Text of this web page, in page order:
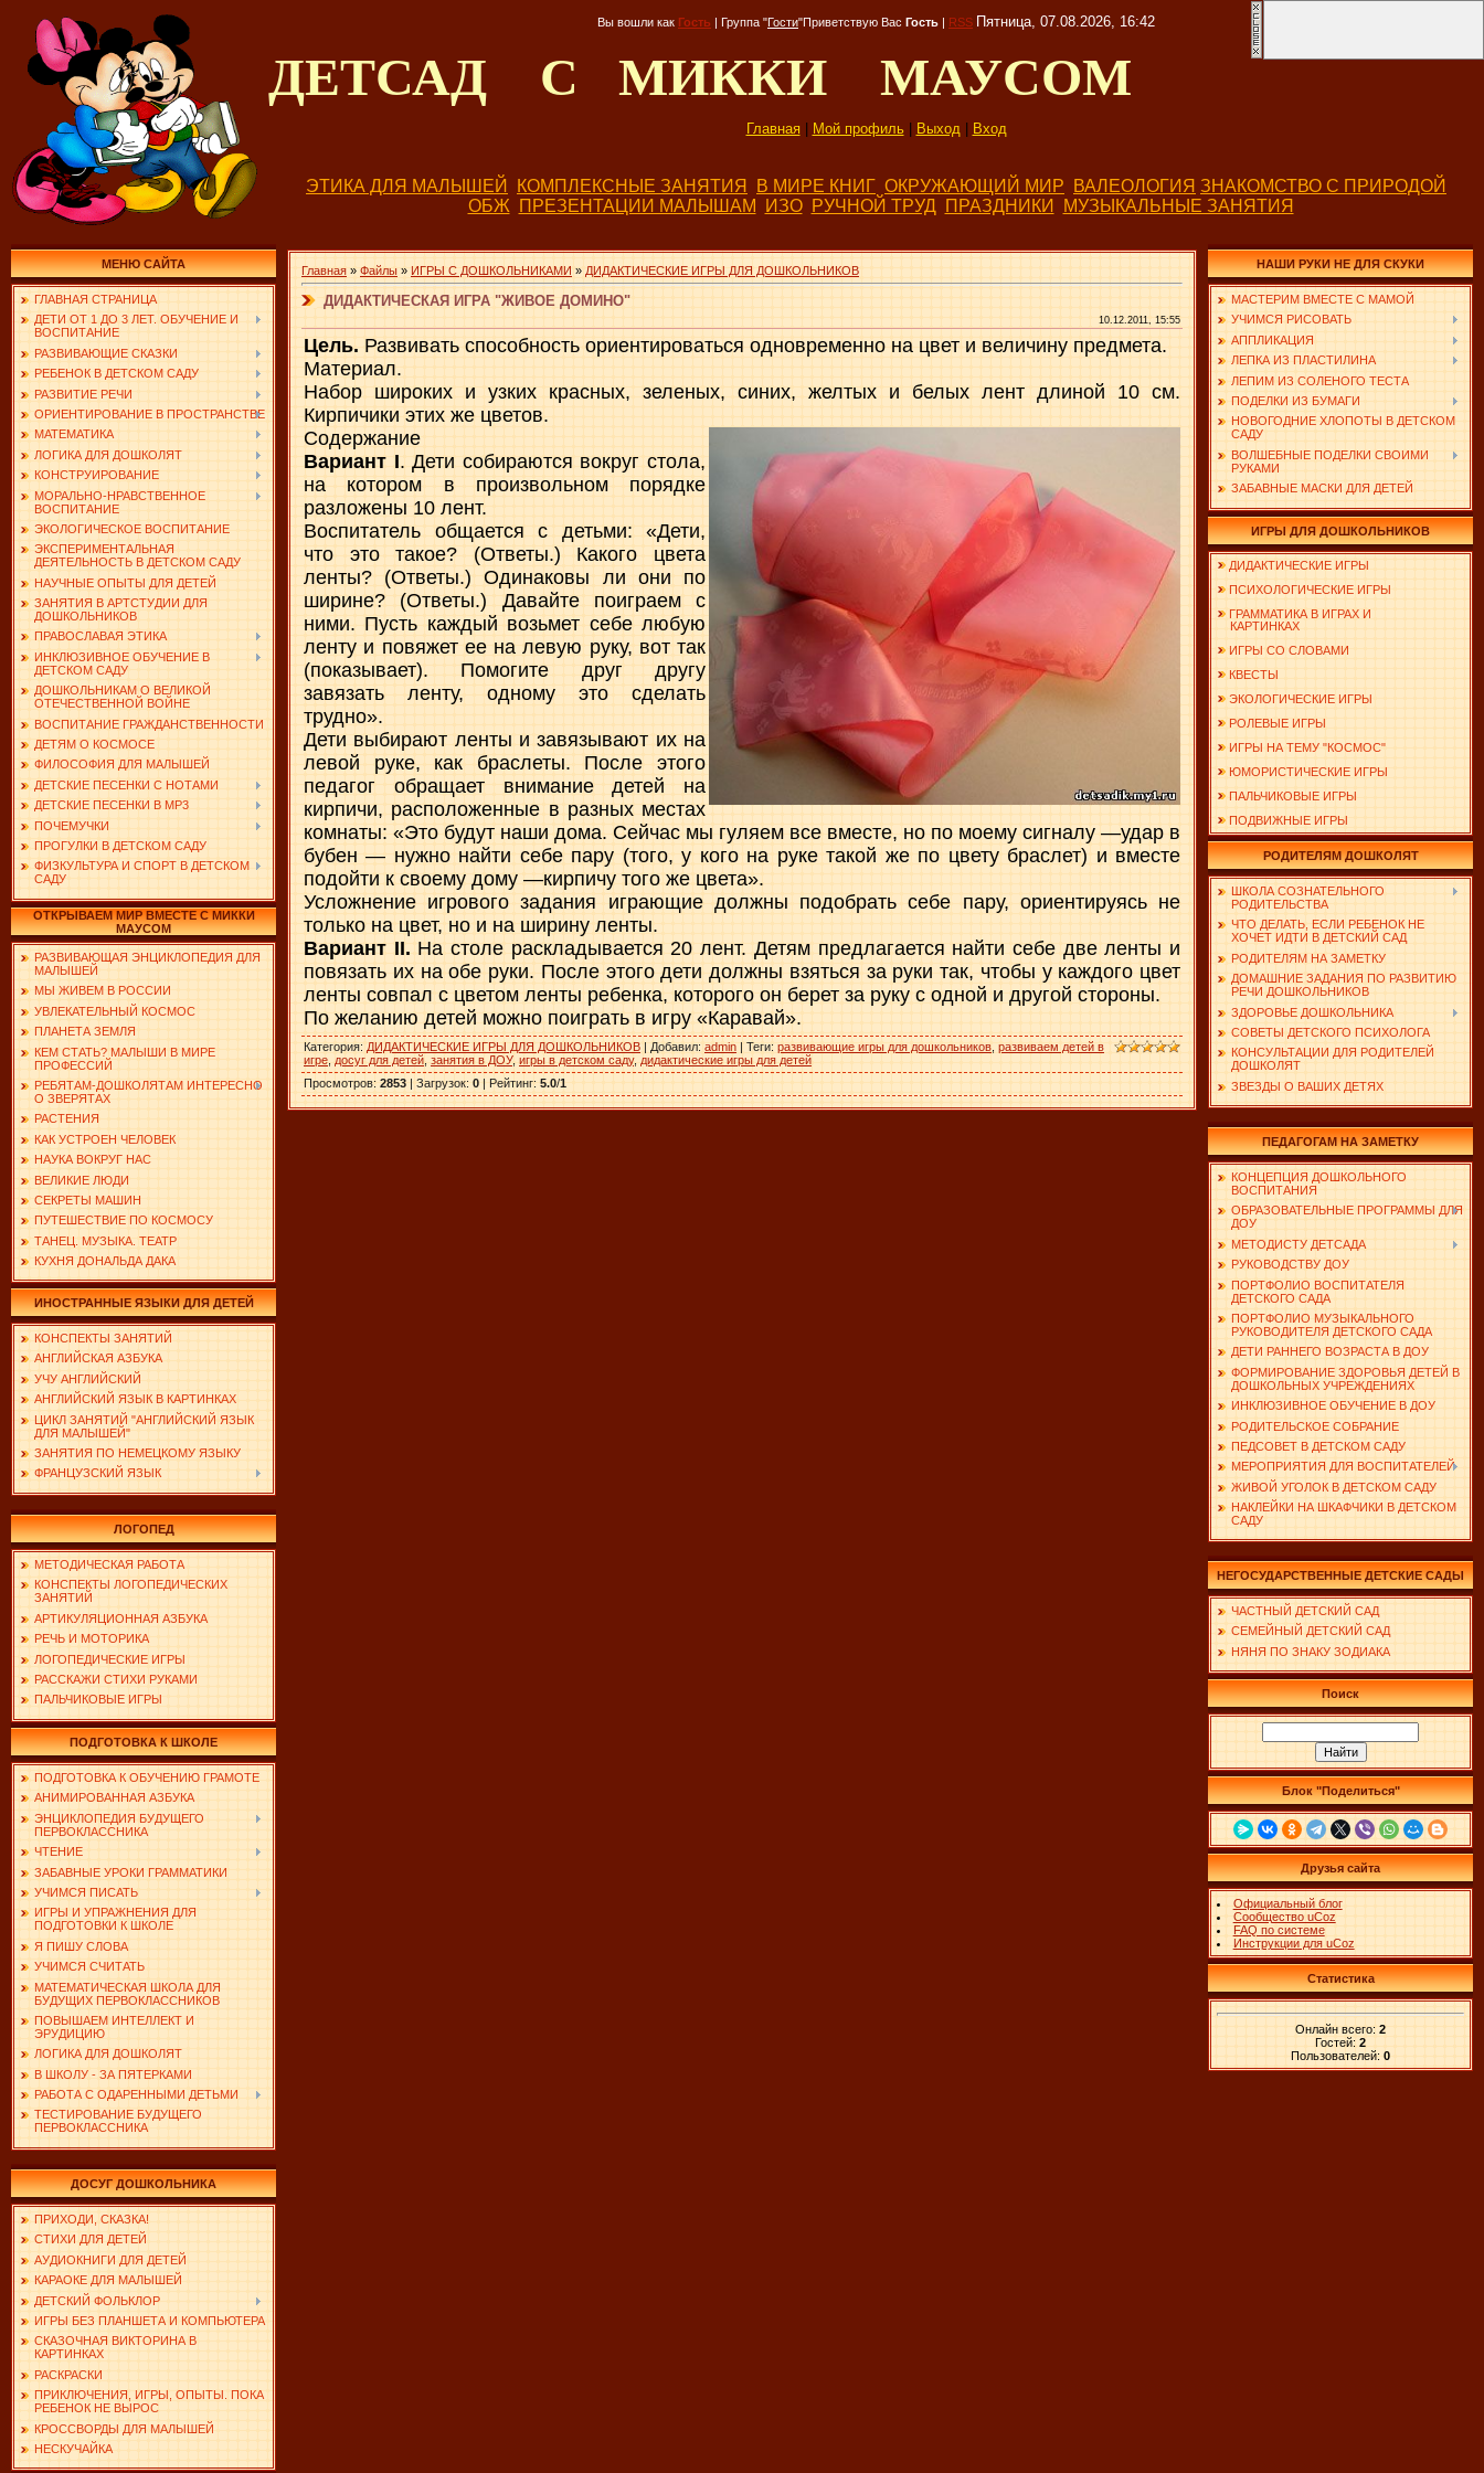
Вы вошли как Гость | Группа "Гости"Приветствую Вас Гость | RSS Пятница, 07.08.2026, 16:42
ДЕТСАД С МИККИ МАУСОМ
Главная| Мой профиль| Выход| Вход
ЭТИКА ДЛЯ МАЛЫШЕЙ КОМПЛЕКСНЫЕ ЗАНЯТИЯ В МИРЕ КНИГ ОКРУЖАЮЩИЙ МИР ВАЛЕОЛОГИЯ ЗНАКОМСТВО С ПРИРОДОЙ
ОБЖ
ПРЕЗЕНТАЦИИ МАЛЫШАМ ИЗО РУЧНОЙ ТРУД ПРАЗДНИКИ МУЗЫКАЛЬНЫЕ ЗАНЯТИЯ
МЕНЮ САЙТА
ГЛАВНАЯ СТРАНИЦА
ДЕТИ ОТ 1 ДО 3 ЛЕТ. ОБУЧЕНИЕ И
ВОСПИТАНИЕ
РАЗВИВАЮЩИЕ СКАЗКИ
РЕБЕНОК В ДЕТСКОМ САДУ
РАЗВИТИЕ РЕЧИ
ОРИЕНТИРОВАНИЕ В ПРОСТРАНСТВЕ
МАТЕМАТИКА
ЛОГИКА ДЛЯ ДОШКОЛЯТ
КОНСТРУИРОВАНИЕ
МОРАЛЬНО-НРАВСТВЕННОЕ
ВОСПИТАНИЕ
ЭКОЛОГИЧЕСКОЕ ВОСПИТАНИЕ
ЭКСПЕРИМЕНТАЛЬНАЯ
ДЕЯТЕЛЬНОСТЬ В ДЕТСКОМ САДУ
НАУЧНЫЕ ОПЫТЫ ДЛЯ ДЕТЕЙ
ЗАНЯТИЯ В АРТСТУДИИ ДЛЯ
ДОШКОЛЬНИКОВ
ПРАВОСЛАВАЯ ЭТИКА
ИНКЛЮЗИВНОЕ ОБУЧЕНИЕ В
ДЕТСКОМ САДУ
ДОШКОЛЬНИКАМ О ВЕЛИКОЙ
ОТЕЧЕСТВЕННОЙ ВОЙНЕ
ВОСПИТАНИЕ ГРАЖДАНСТВЕННОСТИ
ДЕТЯМ О КОСМОСЕ
ФИЛОСОФИЯ ДЛЯ МАЛЫШЕЙ
ДЕТСКИЕ ПЕСЕНКИ С НОТАМИ
ДЕТСКИЕ ПЕСЕНКИ В MP3
ПОЧЕМУЧКИ
ПРОГУЛКИ В ДЕТСКОМ САДУ
ФИЗКУЛЬТУРА И СПОРТ В ДЕТСКОМ
САДУ
ОТКРЫВАЕМ МИР ВМЕСТЕ С МИККИ
МАУСОМ
РАЗВИВАЮЩАЯ ЭНЦИКЛОПЕДИЯ ДЛЯ
МАЛЫШЕЙ
МЫ ЖИВЕМ В РОССИИ
УВЛЕКАТЕЛЬНЫЙ КОСМОС
ПЛАНЕТА ЗЕМЛЯ
КЕМ СТАТЬ? МАЛЫШИ В МИРЕ
ПРОФЕССИЙ
РЕБЯТАМ-ДОШКОЛЯТАМ ИНТЕРЕСНО
О ЗВЕРЯТАХ
РАСТЕНИЯ
КАК УСТРОЕН ЧЕЛОВЕК
НАУКА ВОКРУГ НАС
ВЕЛИКИЕ ЛЮДИ
СЕКРЕТЫ МАШИН
ПУТЕШЕСТВИЕ ПО КОСМОСУ
ТАНЕЦ. МУЗЫКА. ТЕАТР
КУХНЯ ДОНАЛЬДА ДАКА
ИНОСТРАННЫЕ ЯЗЫКИ ДЛЯ ДЕТЕЙ
КОНСПЕКТЫ ЗАНЯТИЙ
АНГЛИЙСКАЯ АЗБУКА
УЧУ АНГЛИЙСКИЙ
АНГЛИЙСКИЙ ЯЗЫК В КАРТИНКАХ
ЦИКЛ ЗАНЯТИЙ "АНГЛИЙСКИЙ ЯЗЫК
ДЛЯ МАЛЫШЕЙ"
ЗАНЯТИЯ ПО НЕМЕЦКОМУ ЯЗЫКУ
ФРАНЦУЗСКИЙ ЯЗЫК
ЛОГОПЕД
МЕТОДИЧЕСКАЯ РАБОТА
КОНСПЕКТЫ ЛОГОПЕДИЧЕСКИХ
ЗАНЯТИЙ
АРТИКУЛЯЦИОННАЯ АЗБУКА
РЕЧЬ И МОТОРИКА
ЛОГОПЕДИЧЕСКИЕ ИГРЫ
РАССКАЖИ СТИХИ РУКАМИ
ПАЛЬЧИКОВЫЕ ИГРЫ
ПОДГОТОВКА К ШКОЛЕ
ПОДГОТОВКА К ОБУЧЕНИЮ ГРАМОТЕ
АНИМИРОВАННАЯ АЗБУКА
ЭНЦИКЛОПЕДИЯ БУДУЩЕГО
ПЕРВОКЛАССНИКА
ЧТЕНИЕ
ЗАБАВНЫЕ УРОКИ ГРАММАТИКИ
УЧИМСЯ ПИСАТЬ
ИГРЫ И УПРАЖНЕНИЯ ДЛЯ
ПОДГОТОВКИ К ШКОЛЕ
Я ПИШУ СЛОВА
УЧИМСЯ СЧИТАТЬ
МАТЕМАТИЧЕСКАЯ ШКОЛА ДЛЯ
БУДУЩИХ ПЕРВОКЛАССНИКОВ
ПОВЫШАЕМ ИНТЕЛЛЕКТ И
ЭРУДИЦИЮ
ЛОГИКА ДЛЯ ДОШКОЛЯТ
В ШКОЛУ - ЗА ПЯТЕРКАМИ
РАБОТА С ОДАРЕННЫМИ ДЕТЬМИ
ТЕСТИРОВАНИЕ БУДУЩЕГО
ПЕРВОКЛАССНИКА
ДОСУГ ДОШКОЛЬНИКА
ПРИХОДИ, СКАЗКА!
СТИХИ ДЛЯ ДЕТЕЙ
АУДИОКНИГИ ДЛЯ ДЕТЕЙ
КАРАОКЕ ДЛЯ МАЛЫШЕЙ
ДЕТСКИЙ ФОЛЬКЛОР
ИГРЫ БЕЗ ПЛАНШЕТА И КОМПЬЮТЕРА
СКАЗОЧНАЯ ВИКТОРИНА В
КАРТИНКАХ
РАСКРАСКИ
ПРИКЛЮЧЕНИЯ, ИГРЫ, ОПЫТЫ. ПОКА
РЕБЕНОК НЕ ВЫРОС
КРОССВОРДЫ ДЛЯ МАЛЫШЕЙ
НЕСКУЧАЙКА
Главная » Файлы » ИГРЫ С ДОШКОЛЬНИКАМИ » ДИДАКТИЧЕСКИЕ ИГРЫ ДЛЯ ДОШКОЛЬНИКОВ
ДИДАКТИЧЕСКАЯ ИГРА "ЖИВОЕ ДОМИНО"
10.12.2011, 15:55
Цель. Развивать способность ориентироваться одновременно на цвет и величину предмета.
Материал.
Набор широких и узких красных, зеленых, синих, желтых и белых лент длиной 10 см.
Кирпичики этих же цветов.
Содержание
Вариант I. Дети собираются вокруг стола,
на котором в произвольном порядке
разложены 10 лент.
Воспитатель общается с детьми: «Дети,
что это такое? (Ответы.) Какого цвета
ленты? (Ответы.) Одинаковы ли они по
ширине? (Ответы.) Давайте поиграем с
ними. Пусть каждый возьмет себе любую
ленту и повяжет ее на левую руку, вот так
(показывает). Помогите друг другу
завязать ленту, одному это сделать
трудно».
Дети выбирают ленты и завязывают их на
левой руке, как браслеты. После этого
педагог обращает внимание детей на
кирпичи, расположенные в разных местах
комнаты: «Это будут наши дома. Сейчас мы гуляем все вместе, но по моему сигналу —удар в
бубен — нужно найти себе пару (того, у кого на руке такой же по цвету браслет) и вместе
подойти к своему дому —кирпичу того же цвета».
Усложнение игрового задания играющие должны подобрать себе пару, ориентируясь не
только на цвет, но и на ширину ленты.
Вариант II. На столе раскладывается 20 лент. Детям предлагается найти себе две ленты и
повязать их на обе руки. После этого дети должны взяться за руки так, чтобы у каждого цвет
ленты совпал с цветом ленты ребенка, которого он берет за руку с одной и другой стороны.
По желанию детей можно поиграть в игру «Каравай».
Категория: ДИДАКТИЧЕСКИЕ ИГРЫ ДЛЯ ДОШКОЛЬНИКОВ | Добавил: admin | Теги: развивающие игры для дошкольников развиваем детей в
игре досуг для детей занятия в ДОУ, игры в детском саду, дидактические игры для детей
Просмотров: 2853 | Загрузок: 0 | Рейтинг: 5.0/1
НАШИ РУКИ НЕ ДЛЯ СКУКИ
МАСТЕРИМ ВМЕСТЕ С МАМОЙ
УЧИМСЯ РИСОВАТЬ
АППЛИКАЦИЯ
ЛЕПКА ИЗ ПЛАСТИЛИНА
ЛЕПИМ ИЗ СОЛЕНОГО ТЕСТА
ПОДЕЛКИ ИЗ БУМАГИ
НОВОГОДНИЕ ХЛОПОТЫ В ДЕТСКОМ
САДУ
ВОЛШЕБНЫЕ ПОДЕЛКИ СВОИМИ
РУКАМИ
ЗАБАВНЫЕ МАСКИ ДЛЯ ДЕТЕЙ
ИГРЫ ДЛЯ ДОШКОЛЬНИКОВ
ДИДАКТИЧЕСКИЕ ИГРЫ
ПСИХОЛОГИЧЕСКИЕ ИГРЫ
ГРАММАТИКА В ИГРАХ И
КАРТИНКАХ
ИГРЫ СО СЛОВАМИ
КВЕСТЫ
ЭКОЛОГИЧЕСКИЕ ИГРЫ
РОЛЕВЫЕ ИГРЫ
ИГРЫ НА ТЕМУ "КОСМОС"
ЮМОРИСТИЧЕСКИЕ ИГРЫ
ПАЛЬЧИКОВЫЕ ИГРЫ
ПОДВИЖНЫЕ ИГРЫ
РОДИТЕЛЯМ ДОШКОЛЯТ
ШКОЛА СОЗНАТЕЛЬНОГО
РОДИТЕЛЬСТВА
ЧТО ДЕЛАТЬ, ЕСЛИ РЕБЕНОК НЕ
ХОЧЕТ ИДТИ В ДЕТСКИЙ САД
РОДИТЕЛЯМ НА ЗАМЕТКУ
ДОМАШНИЕ ЗАДАНИЯ ПО РАЗВИТИЮ
РЕЧИ ДОШКОЛЬНИКОВ
ЗДОРОВЬЕ ДОШКОЛЬНИКА
СОВЕТЫ ДЕТСКОГО ПСИХОЛОГА
КОНСУЛЬТАЦИИ ДЛЯ РОДИТЕЛЕЙ
ДОШКОЛЯТ
ЗВЕЗДЫ О ВАШИХ ДЕТЯХ
ПЕДАГОГАМ НА ЗАМЕТКУ
КОНЦЕПЦИЯ ДОШКОЛЬНОГО
ВОСПИТАНИЯ
ОБРАЗОВАТЕЛЬНЫЕ ПРОГРАММЫ ДЛЯ
ДОУ
МЕТОДИСТУ ДЕТСАДА
РУКОВОДСТВУ ДОУ
ПОРТФОЛИО ВОСПИТАТЕЛЯ
ДЕТСКОГО САДА
ПОРТФОЛИО МУЗЫКАЛЬНОГО
РУКОВОДИТЕЛЯ ДЕТСКОГО САДА
ДЕТИ РАННЕГО ВОЗРАСТА В ДОУ
ФОРМИРОВАНИЕ ЗДОРОВЬЯ ДЕТЕЙ В
ДОШКОЛЬНЫХ УЧРЕЖДЕНИЯХ
ИНКЛЮЗИВНОЕ ОБУЧЕНИЕ В ДОУ
РОДИТЕЛЬСКОЕ СОБРАНИЕ
ПЕДСОВЕТ В ДЕТСКОМ САДУ
МЕРОПРИЯТИЯ ДЛЯ ВОСПИТАТЕЛЕЙ
ЖИВОЙ УГОЛОК В ДЕТСКОМ САДУ
НАКЛЕЙКИ НА ШКАФЧИКИ В ДЕТСКОМ
САДУ
НЕГОСУДАРСТВЕННЫЕ ДЕТСКИЕ САДЫ
ЧАСТНЫЙ ДЕТСКИЙ САД
СЕМЕЙНЫЙ ДЕТСКИЙ САД
НЯНЯ ПО ЗНАКУ ЗОДИАКА
Поиск
Блок "Поделиться"
Друзья сайта
Официальный блог
Сообщество uCoz
FAQ по системе
Инструкции для uCoz
Статистика
Онлайн всего: 2
Гостей: 2
Пользователей: 0